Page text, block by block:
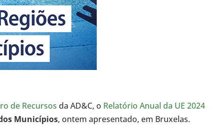
de Recursos da AD&C, o Relatório Anual da UE 2024
Municípios, ontem apresentado, em Bruxelas.